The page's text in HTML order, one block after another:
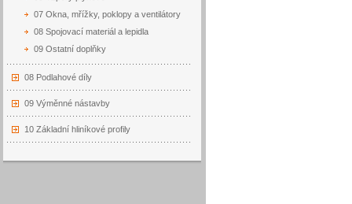
07 Okna, mřížky, poklopy a ventilátory
08 Spojovací materiál a lepidla
09 Ostatní doplňky
08 Podlahové díly
09 Výměnné nástavby
10 Základní hliníkové profily